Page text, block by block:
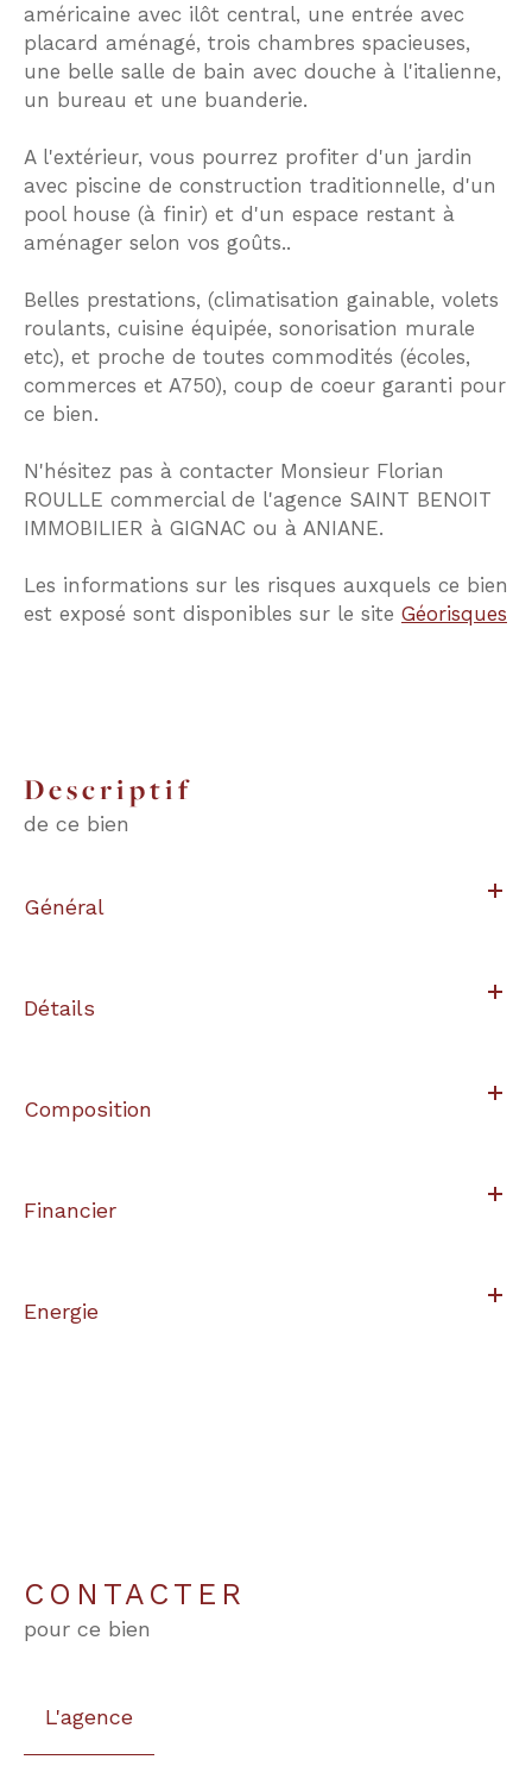
américaine avec ilôt central, une entrée avec
placard aménagé, trois chambres spacieuses,
une belle salle de bain avec douche à l'italienne,
un bureau et une buanderie.
A l'extérieur, vous pourrez profiter d'un jardin
avec piscine de construction traditionnelle, d'un
pool house (à finir) et d'un espace restant à
aménager selon vos goûts..
Belles prestations, (climatisation gainable, volets
roulants, cuisine équipée, sonorisation murale
etc), et proche de toutes commodités (écoles,
commerces et A750), coup de coeur garanti pour
ce bien.
N'hésitez pas à contacter Monsieur Florian
ROULLE commercial de l'agence SAINT BENOIT
IMMOBILIER à GIGNAC ou à ANIANE.
Les informations sur les risques auxquels ce bien
est exposé sont disponibles sur le site Géorisques
descriptif
de ce bien
Général
Détails
Composition
Financier
Energie
CONTACTER
pour ce bien
L'agence